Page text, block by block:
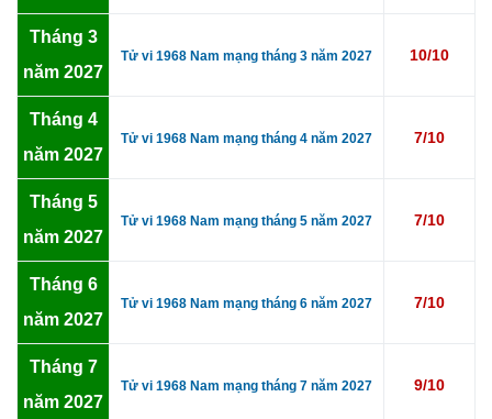
Tháng 3
năm 2027
Tử vi 1968 Nam mạng tháng 3 năm 2027 10/10
Tháng 4
năm 2027
Tử vi 1968 Nam mạng tháng 4 năm 2027 7/10
Tháng 5
năm 2027
Tử vi 1968 Nam mạng tháng 5 năm 2027 7/10
Tháng 6
năm 2027
Tử vi 1968 Nam mạng tháng 6 năm 2027 7/10
Tháng 7
năm 2027
Tử vi 1968 Nam mạng tháng 7 năm 2027 9/10